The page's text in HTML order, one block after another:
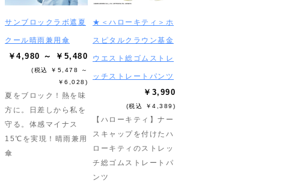
サンブロックラボ遮夏
クール晴雨兼用傘
￥4,980 ～ ￥5,480
(税込 ￥5,478 ～
￥6,028)
夏をブロック！熱を味
方に。日差しから私を
守る。体感マイナス
15℃を実現！晴雨兼用
傘
★＜ハローキティ＞ホ
スピタルクラウン基金
ウエスト総ゴムストレ
ッチストレートパンツ
￥3,990
(税込 ￥4,389)
【ハローキティ】ナー
スキャップを付けたハ
ローキティのストレッ
チ総ゴムストレートパ
ンツ